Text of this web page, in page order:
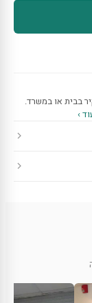
בבית או במשרד.
›